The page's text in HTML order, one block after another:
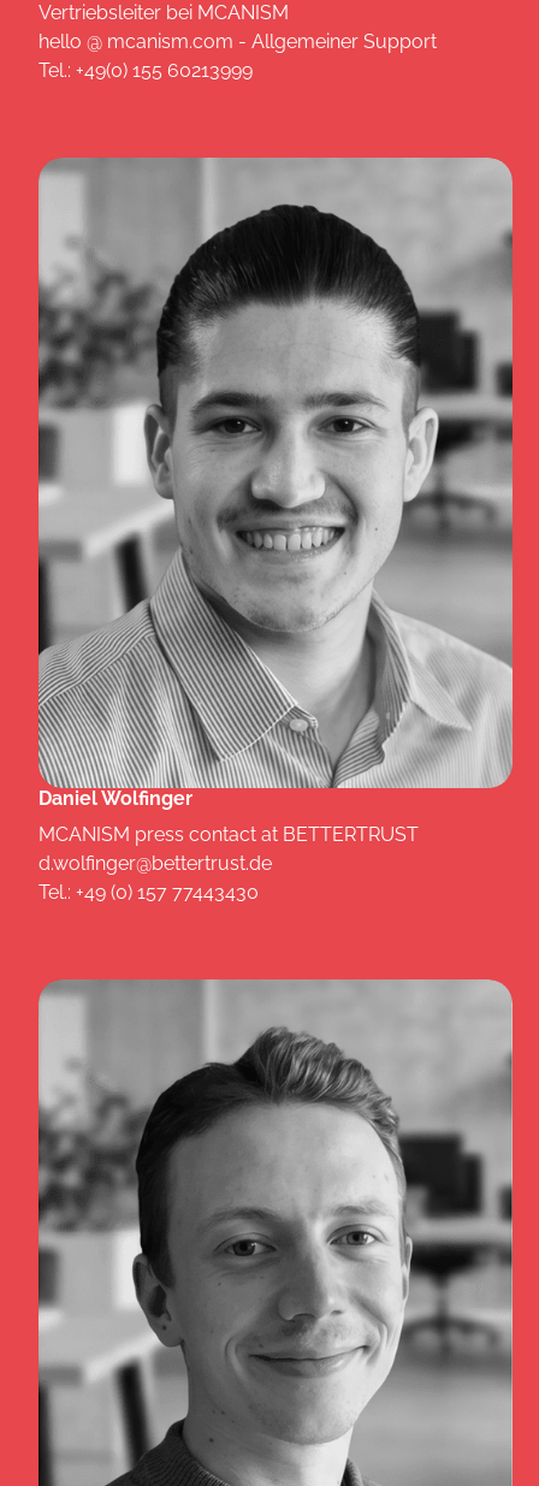
Vertriebsleiter bei MCANISM
hello @ mcanism.com - Allgemeiner Support
Tel.: +49(0) 155 60213999
Daniel Wolfinger
MCANISM press contact at BETTERTRUST
d.wolfinger@bettertrust.de
Tel.: +49 (0) 157 77443430